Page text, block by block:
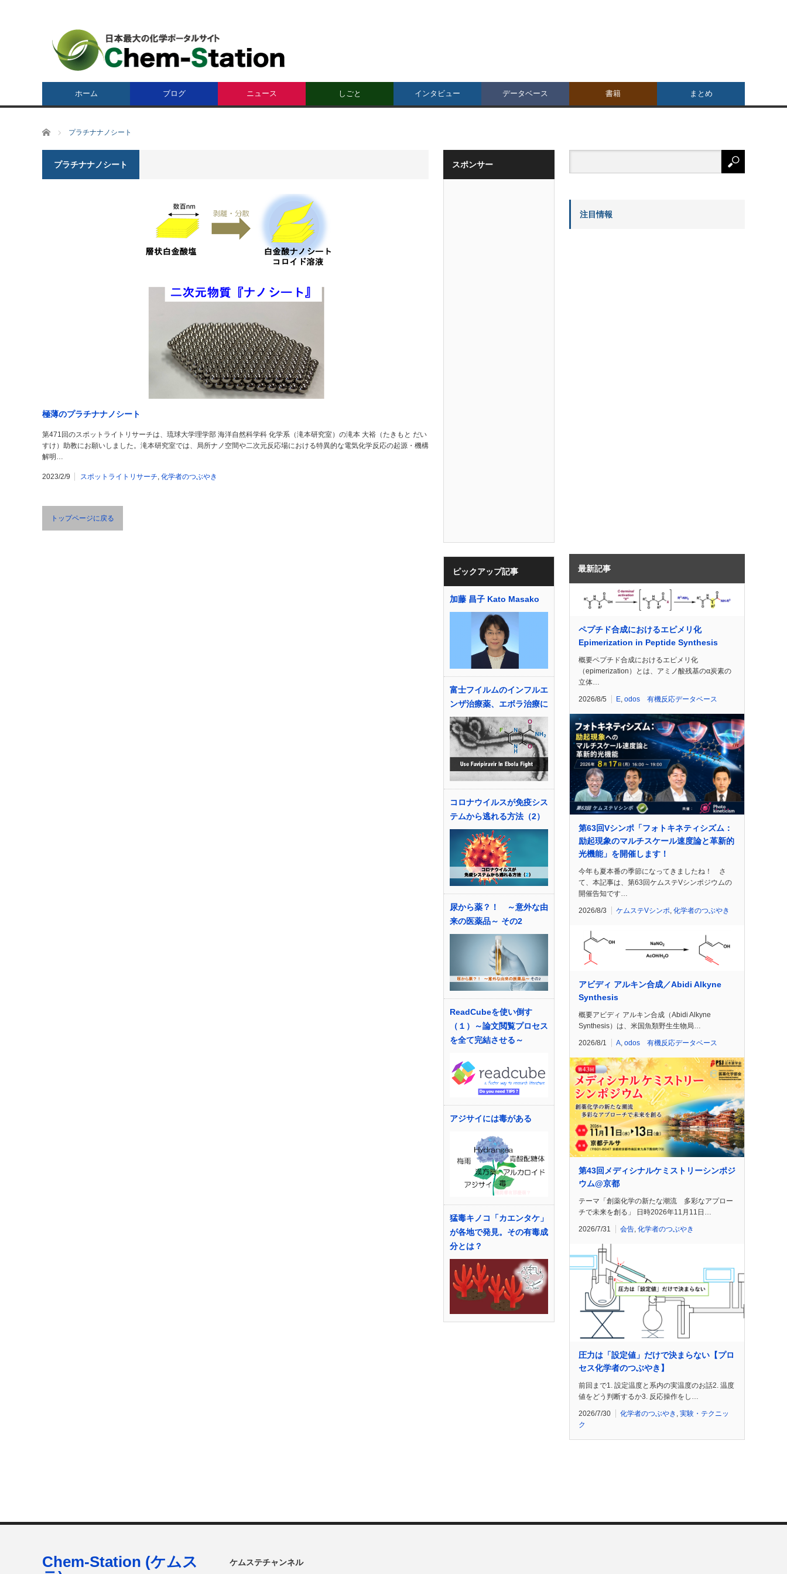
ホーム ブログ ニュース しごと インタビュー データベース 書籍 まとめ
ホーム プラチナナノシート
プラチナナノシート
極薄のプラチナナノシート
第471回のスポットライトリサーチは、琉球大学理学部 海洋自然科学科 化学系（滝本研究室）の滝本 大裕（たきもと だい
すけ）助教にお願いしました。滝本研究室では、局所ナノ空間や二次元反応場における特異的な電気化学反応の起源・機構
解明…
2023/2/9 スポットライトリサーチ, 化学者のつぶやき
トップページに戻る
スポンサー
ピックアップ記事
加藤 昌子 Kato Masako
富士フイルムのインフルエ
ンザ治療薬、エボラ治療に
コロナウイルスが免疫シス
テムから逃れる方法（2）
尿から薬？！ ～意外な由
来の医薬品～ その2
ReadCubeを使い倒す
（１）～論文閲覧プロセス
を全て完結させる～
アジサイには毒がある
猛毒キノコ「カエンタケ」
が各地で発見。その有毒成
分とは？
注目情報
最新記事
ペプチド合成におけるエピメリ化
Epimerization in Peptide Synthesis
概要ペプチド合成におけるエピメリ化
（epimerization）とは、アミノ酸残基のα炭素の
立体…
2026/8/5 E, odos 有機反応データベース
第63回Vシンポ「フォトキネティシズム：
励起現象のマルチスケール速度論と革新的
光機能」を開催します！
今年も夏本番の季節になってきましたね！ さ
て、本記事は、第63回ケムステVシンポジウムの
開催告知です…
2026/8/3 ケムステVシンポ 化学者のつぶやき
アビディ アルキン合成／Abidi Alkyne
Synthesis
概要アビディ アルキン合成（Abidi Alkyne
Synthesis）は、米国魚類野生生物局…
2026/8/1 A odos 有機反応データベース
第43回メディシナルケミストリーシンポジ
ウム@京都
テーマ「創薬化学の新たな潮流 多彩なアプロー
チで未来を創る」 日時2026年11月11日…
2026/7/31 会告, 化学者のつぶやき
圧力は「設定値」だけで決まらない【プロ
セス化学者のつぶやき】
前回まで1. 設定温度と系内の実温度のお話2. 温度
値をどう判断するか3. 反応操作をし…
2026/7/30 化学者のつぶやき , 実験・テクニッ
ク
ケムステチャンネル
Chem-Station (ケムス